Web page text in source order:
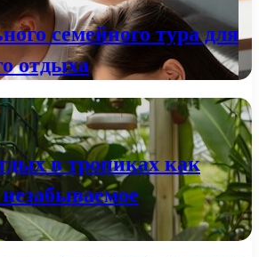
семейного тура для
отдыха
в тропиках как